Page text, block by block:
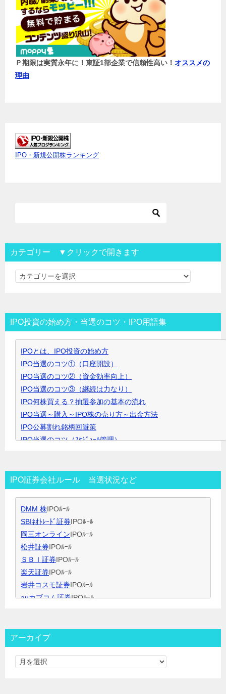
Ｐ期限は実質永年に！東証1部企業で信頼性高い！ オススメの
理由
IPO・新規公開株ランキング
カテゴリー ▼クリックで開きます
カ
リ
ー
▼
ク
リ
ッ
ク
で
開
き
ま
IPO投資の始め方・当選のコツ・IPO用語集
IPOとは、IPO投資の始め方
IPO当選のコツ①（口座開設）
IPO当選のコツ②（資金効率向上）
IPO当選のコツ③（継続は力なり）
IPO何株買える？抽選参加の基本の流れ
IPO当選～購入～IPO株の売り方～出金方法
IPO公募割れ銘柄回避策
IPO当選のコツ（ｽｹｼﾞｭｰﾙ管理）
IPO当選のコツ（無理なく継続）
IPO閑散期、空白期間の過ごし方
IPO証券会社ルール 当選状況など
DMM 株IPOﾙｰﾙ
SBIﾈｵﾄﾚｰﾄﾞ証券IPOﾙｰﾙ
岡三オンラインIPOﾙｰﾙ
松井証券IPOﾙｰﾙ
ＳＢＩ証券IPOﾙｰﾙ
楽天証券IPOﾙｰﾙ
岩井コスモ証券IPOﾙｰﾙ
auカブコム証券IPOﾙｰﾙ
三菱ＵＦＪ証券
みずほ証券IPOﾙｰﾙ
ＳＭＢＣ日興証券
アーカイブ